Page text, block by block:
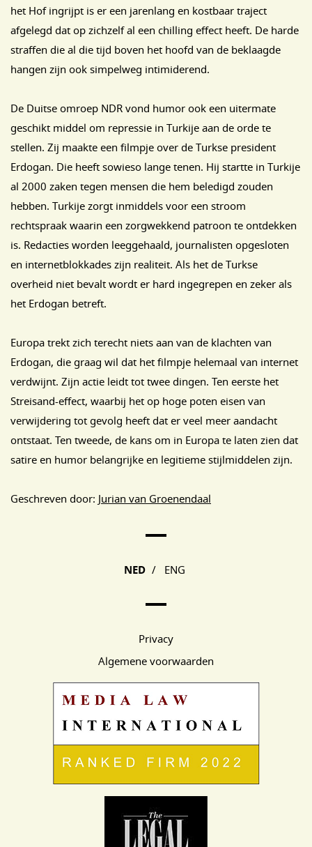
het Hof ingrijpt is er een jarenlang en kostbaar traject
afgelegd dat op zichzelf al een chilling effect heeft. De harde
straffen die al die tijd boven het hoofd van de beklaagde
hangen zijn ook simpelweg intimiderend.
De Duitse omroep NDR vond humor ook een uitermate
geschikt middel om repressie in Turkije aan de orde te
stellen. Zij maakte een filmpje over de Turkse president
Erdogan. Die heeft sowieso lange tenen. Hij startte in Turkije
al 2000 zaken tegen mensen die hem beledigd zouden
hebben. Turkije zorgt inmiddels voor een stroom
rechtspraak waarin een zorgwekkend patroon te ontdekken
is. Redacties worden leeggehaald, journalisten opgesloten
en internetblokkades zijn realiteit. Als het de Turkse
overheid niet bevalt wordt er hard ingegrepen en zeker als
het Erdogan betreft.
Europa trekt zich terecht niets aan van de klachten van
Erdogan, die graag wil dat het filmpje helemaal van internet
verdwijnt. Zijn actie leidt tot twee dingen. Ten eerste het
Streisand-effect, waarbij het op hoge poten eisen van
verwijdering tot gevolg heeft dat er veel meer aandacht
ontstaat. Ten tweede, de kans om in Europa te laten zien dat
satire en humor belangrijke en legitieme stijlmiddelen zijn.
Geschreven door: Jurian van Groenendaal
NED / ENG
Privacy
Algemene voorwaarden